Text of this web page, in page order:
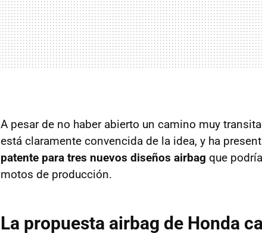
A pesar de no haber abierto un camino muy
está claramente convencida de la idea, y ha
patente para tres nuevos diseños airbag que
motos de producción.
La propuesta airbag de Honda